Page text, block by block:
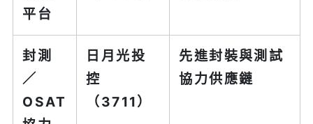
平台
封測
／
OSAT
日月光投
控
（3711）
先進封裝與測試
協力供應鏈